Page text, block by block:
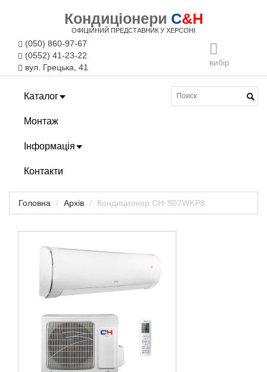
Кондиціонери C&H
ОФІЦІЙНИЙ ПРЕДСТАВНИК У ХЕРСОНІ
вибір
(050) 860-97-67
(0552) 41-23-22
вул. Грецька, 41
Каталог
Монтаж
Інформація
Контакти
Головна Архів Кондиционер CH-S07WKP8